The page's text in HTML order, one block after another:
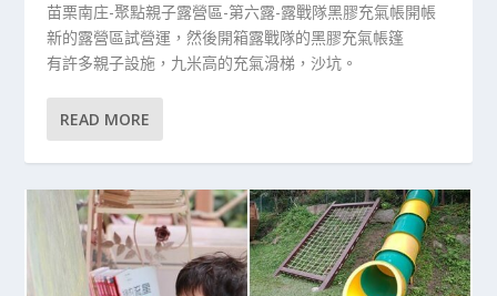
苗栗南庄-聚點親子露營區-第六露-露戰隊黑膠充氣帳開帳
新的露營區試營運，然後開箱露戰隊的黑膠充氣帳篷
有許多親子設施，九米高的充氣滑梯，沙坑。
READ MORE